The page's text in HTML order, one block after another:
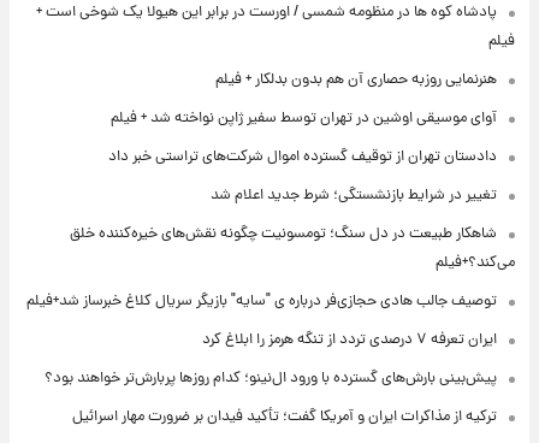
پادشاه کوه ها در منظومه شمسی / اورست در برابر این هیولا یک شوخی است +
فیلم
هنرنمایی روزبه حصاری آن هم بدون بدلکار + فیلم
آوای موسیقی اوشین در تهران توسط سفیر ژاپن نواخته شد + فیلم
دادستان تهران از توقیف گسترده اموال شرکت‌های تراستی خبر داد
تغییر در شرایط بازنشستگی؛ شرط جدید اعلام شد
شاهکار طبیعت در دل سنگ؛ تومسونیت چگونه نقش‌های خیره‌کننده خلق
می‌کند؟+فیلم
توصیف جالب هادی حجازی‌فر درباره ی "سایه" بازیگر سریال کلاغ خبرساز شد+فیلم
ایران تعرفه ۷ درصدی تردد از تنگه هرمز را ابلاغ کرد
پیش‌بینی بارش‌های گسترده با ورود ال‌نینو؛ کدام روزها پربارش‌تر خواهند بود؟
ترکیه از مذاکرات ایران و آمریکا گفت؛ تأکید فیدان بر ضرورت مهار اسرائیل